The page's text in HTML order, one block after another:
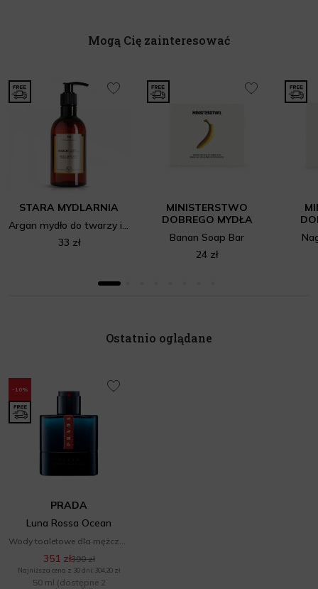
Mogą Cię zainteresować
STARA MYDLARNIA
Argan mydło do twarzy i rąk
33 zł
MINISTERSTWO
DOBREGO MYDŁA
Banan Soap Bar
24 zł
Ostatnio oglądane
-10%
PRADA
Luna Rossa Ocean
351 zł390 zł
Najniższa cena z 30 dni: 304,20 zł
50 ml (dostępne 2